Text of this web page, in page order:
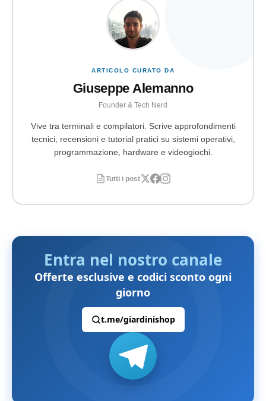
ARTICOLO CURATO DA
Giuseppe Alemanno
Founder & Tech Nerd
Vive tra terminali e compilatori. Scrive approfondimenti
tecnici, recensioni e tutorial pratici su sistemi operativi,
programmazione, hardware e videogiochi.
Tutti i post
Entra nel nostro canale
Offerte esclusive e codici sconto ogni
giorno
t.me/giardinishop